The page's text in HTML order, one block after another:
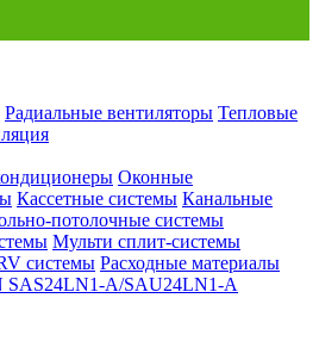
Радиальные вентиляторы Тепловые
Оконные
Кассетные системы Канальные
потолочные системы
Мульти сплит-системы
системы Расходные материалы
SAS24LN1-A/SAU24LN1-A